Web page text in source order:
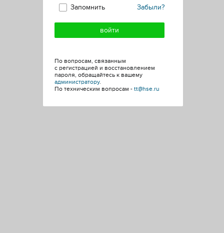
Забыли?
Запомнить
По вопросам, связанным
с регистрацией и восстановлением
пароля, обращайтесь к вашему
администратору.
По техническим вопросам - tt@hse.ru